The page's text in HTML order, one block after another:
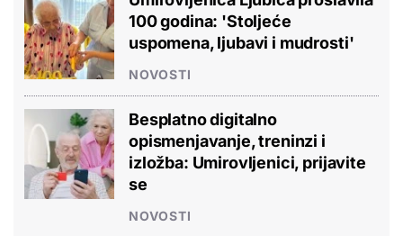
100 godina: 'Stoljeće
uspomena, ljubavi i mudrosti'
NOVOSTI
Besplatno digitalno
opismenjavanje, treninzi i
izložba: Umirovljenici, prijavite
se
NOVOSTI